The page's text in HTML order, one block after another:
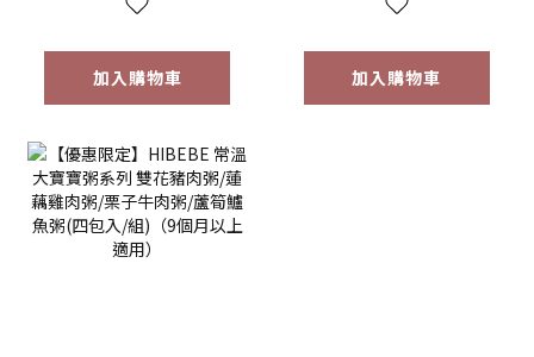
加入購物車 加入購物車